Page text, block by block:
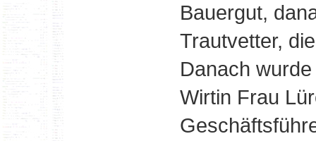
Bauergut,
Trautvetter,
Danach
Wirtin Frau